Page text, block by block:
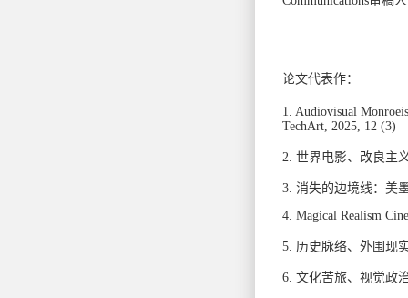
论文代表作：
1. Audiovisual
TechArt, 2025, 12 (3)
2. 世界电影、改良主
3. 消失的边境线：美
4. Magical Realism
5. 历史脉络、外围现
6. 文化苦旅、视觉政